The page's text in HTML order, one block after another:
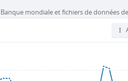
mondiale et fichiers de données